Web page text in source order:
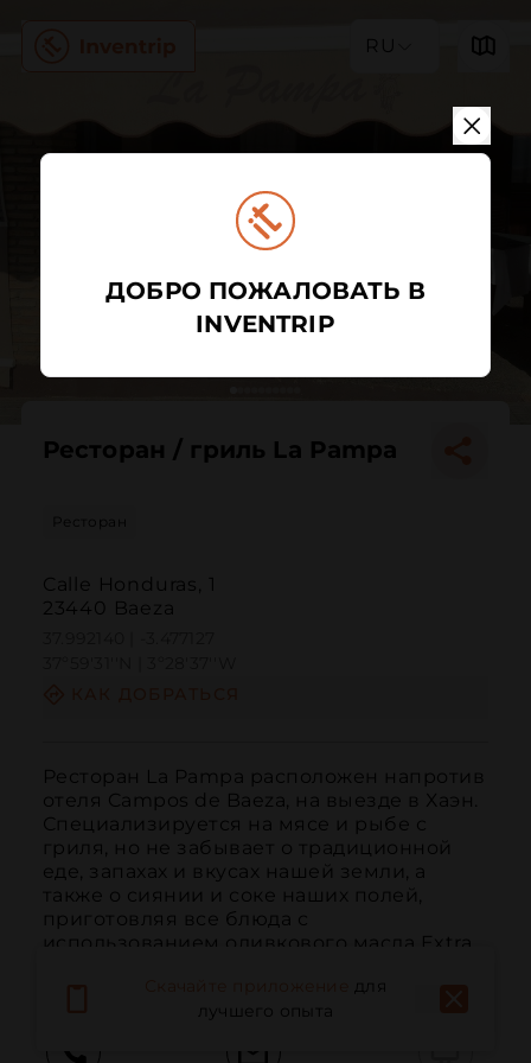
RU
Ресторан / гриль La Pampa
Ресторан
Calle Honduras, 1
23440 Baeza
Ресторан La Pampa расположен напротив
отеля Campos de Baeza, на выезде в Хаэн.
Специализируется на мясе и рыбе с
гриля, но не забывает о традиционной
еде, запахах и вкусах нашей земли, а
также о сиянии и соке наших полей,
приготовляя все блюда с
использованием оливкового масла Extra
для
лучшего опыта
ДОБРО ПОЖАЛОВАТЬ В
INVENTRIP